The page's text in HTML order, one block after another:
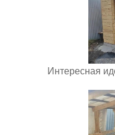
Интересная